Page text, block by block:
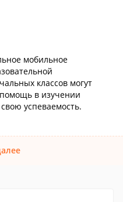
мобильное
классов могут
в изучении
успеваемость.